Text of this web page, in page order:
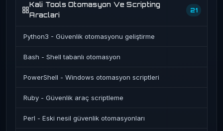
Kali Tools Otomasyon Ve Scripting
Araclari
21
Python3 - Güvenlik otomasyonu geliştirme
Bash - Shell tabanlı otomasyon
PowerShell - Windows otomasyon scriptleri
Ruby - Güvenlik araç scriptleme
Perl - Eski nesil güvenlik otomasyonları